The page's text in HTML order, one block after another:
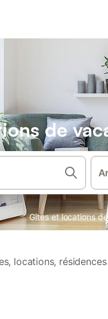
de
Gîtes et locations
locations,